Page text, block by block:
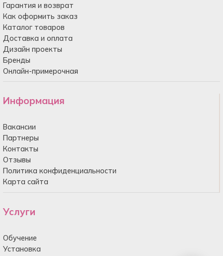
Гарантия и возврат
Как оформить заказ
Каталог товаров
Доставка и оплата
Дизайн проекты
Бренды
Онлайн-примерочная
Информация
Вакансии
Партнеры
Контакты
Отзывы
Политика конфиденциальности
Карта сайта
Услуги
Обучение
Установка